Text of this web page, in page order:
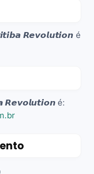
𝙍𝙚𝙫𝙤𝙡𝙪𝙩𝙞𝙤𝙣 é
𝙍𝙚𝙫𝙤𝙡𝙪𝙩𝙞𝙤𝙣 é: